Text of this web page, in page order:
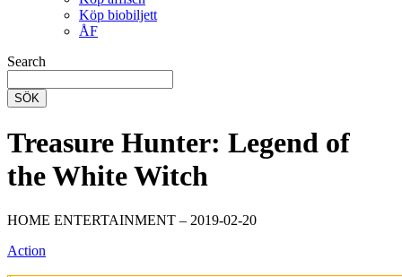
Köp biobiljett
ÅF
Search
SÖK
Treasure Hunter: Legend of
the White Witch
HOME ENTERTAINMENT – 2019-02-20
Action